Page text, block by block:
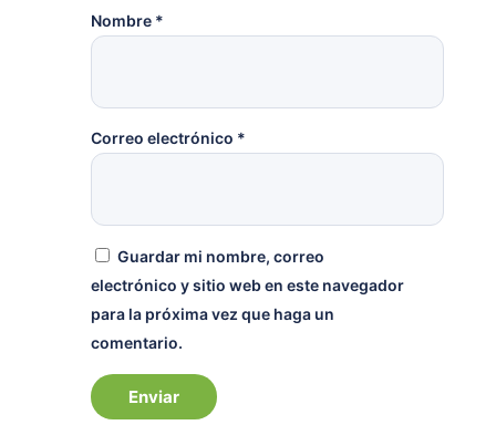
Nombre *
Correo electrónico *
Guardar mi nombre, correo
electrónico y sitio web en este navegador
para la próxima vez que haga un
comentario.